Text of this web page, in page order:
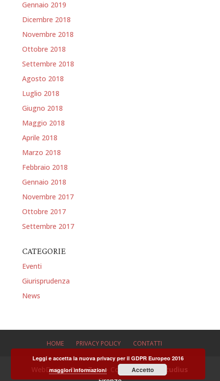
Gennaio 2019
Dicembre 2018
Novembre 2018
Ottobre 2018
Settembre 2018
Agosto 2018
Luglio 2018
Giugno 2018
Maggio 2018
Aprile 2018
Marzo 2018
Febbraio 2018
Gennaio 2018
Novembre 2017
Ottobre 2017
Settembre 2017
CATEGORIE
Eventi
Giurisprudenza
News
HOME PRIVACY POLICY CONTATTI
WebDesignZonaZero- Copyright 2025
Studius
Leggi e accetta la nuova privacy per il GDPR Europeo 2016
maggiori informazioni
Accetto